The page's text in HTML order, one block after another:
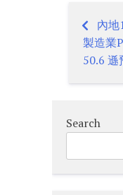
Post
內地
製造業
50.6 遜
Search